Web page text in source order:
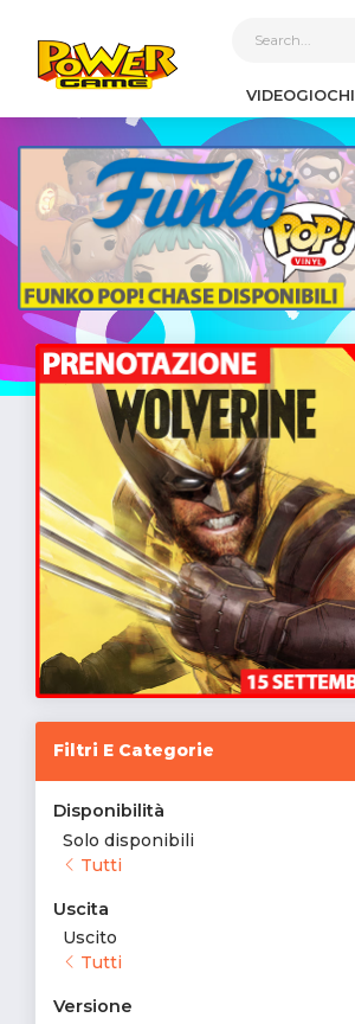
VIDEOGIOCHI
Filtri E Categorie
Disponibilità
Solo disponibili
Tutti
Uscita
Uscito
Tutti
Versione